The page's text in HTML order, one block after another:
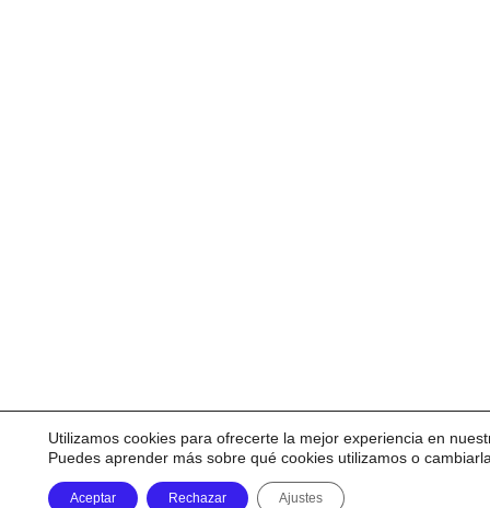
Utilizamos cookies para ofrecerte la mejor experiencia en
Puedes aprender más sobre qué cookies utilizamos o
Aceptar Rechazar Ajustes